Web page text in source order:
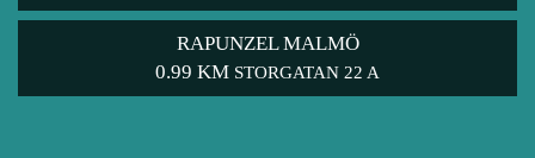
RAPUNZEL MALMÖ
0.99 KM STORGATAN 22 A